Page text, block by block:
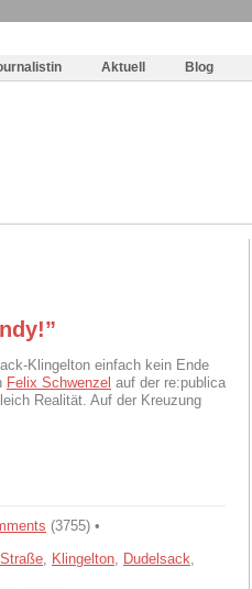
Aktuell Blog
Klingelton einfach kein Ende
Felix Schwenzel auf der re:publica
Realität. Auf der Kreuzung
(3755) •
Klingelton Dudelsack